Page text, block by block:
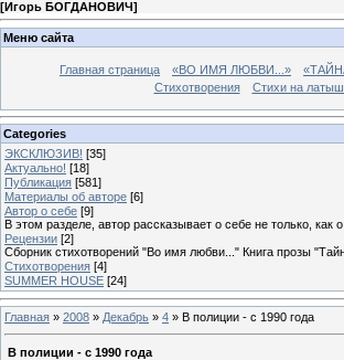
[Игорь БОГДАНОВИЧ]
Меню сайта
Главная страница «ВО ИМЯ ЛЮБВИ...»
Стихотворения
Стихи на
Categories
ЭКСКЛЮЗИВ! [35]
Актуально! [18]
Публикация [581]
Материалы об авторе [6]
Автор о себе [9]
В этом разделе, автор рассказывает о себе не только,
Рецензии [2]
Сборник стихотворений "Во имя любви..." Книга прозы
Стихотворения [4]
SUMMER HOUSE [24]
Главная » 2008 » Декабрь » 4 » В полиции - с 1990 года
В полиции - с 1990 года